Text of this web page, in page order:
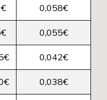
0,058€
0,055€
0,042€
0,038€